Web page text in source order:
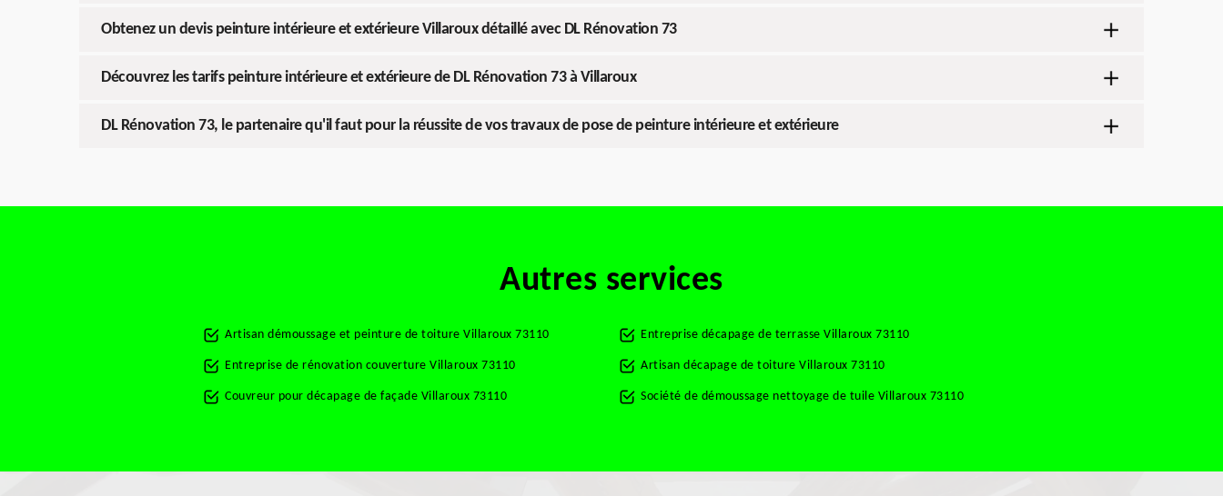
Obtenez un devis peinture intérieure et extérieure Villaroux détaillé avec DL Rénovation 73
Découvrez les tarifs peinture intérieure et extérieure de DL Rénovation 73 à Villaroux
DL Rénovation 73, le partenaire qu'il faut pour la réussite de vos travaux de pose de peinture intérieure et extérieure
Autres services
Artisan démoussage et peinture de toiture Villaroux 73110
Entreprise de rénovation couverture Villaroux 73110
Couvreur pour décapage de façade Villaroux 73110
Entreprise décapage de terrasse Villaroux 73110
Artisan décapage de toiture Villaroux 73110
Société de démoussage nettoyage de tuile Villaroux 73110